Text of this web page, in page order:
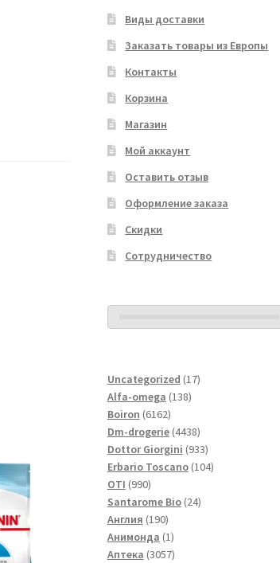
Виды доставки
Заказать товары из Европы
Контакты
Корзина
Магазин
Мой аккаунт
Оставить отзыв
Оформление заказа
Скидки
Сотрудничество
Uncategorized 1717
Alfa-omega 138138
Boiron 61626162
товара
Dm-drogerie 44384438
товаров
Dottor Giorgini 933933
товара
Erbario Toscano 104104
OTI 990990
товаров
Santarome Bio 2424
Англия 190190
товаров
Анимонда 11
товар
Аптека 30573057